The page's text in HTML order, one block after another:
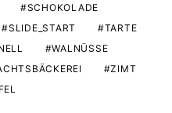
SCHOKOLADE
SLIDE_START
TARTE
WALNÜSSE
ZIMT